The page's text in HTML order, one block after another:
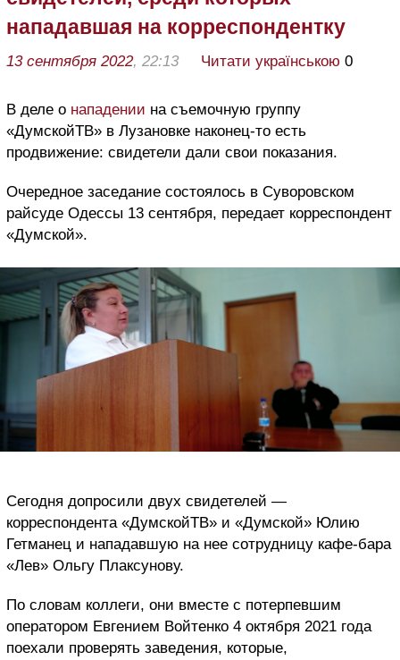
нападавшая на корреспондентку
13 сентября 2022, 22:13 Читати українською 0
В деле о нападении на съемочную группу
«ДумскойТВ» в Лузановке наконец-то есть
продвижение: свидетели дали свои показания.
Очередное заседание состоялось в Суворовском
райсуде Одессы 13 сентября, передает корреспондент
«Думской».
Сегодня допросили двух свидетелей —
корреспондента «ДумскойТВ» и «Думской» Юлию
Гетманец и нападавшую на нее сотрудницу кафе-бара
«Лев» Ольгу Плаксунову.
По словам коллеги, они вместе с потерпевшим
оператором Евгением Войтенко 4 октября 2021 года
поехали проверять заведения, которые,